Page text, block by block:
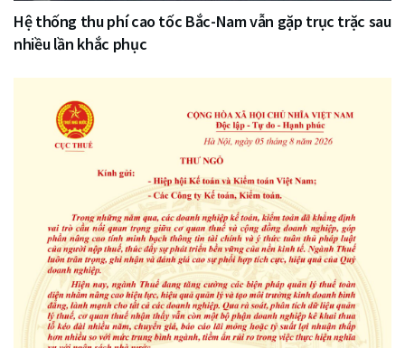
Hệ thống thu phí cao tốc Bắc-Nam vẫn gặp trục trặc sau
nhiều lần khắc phục